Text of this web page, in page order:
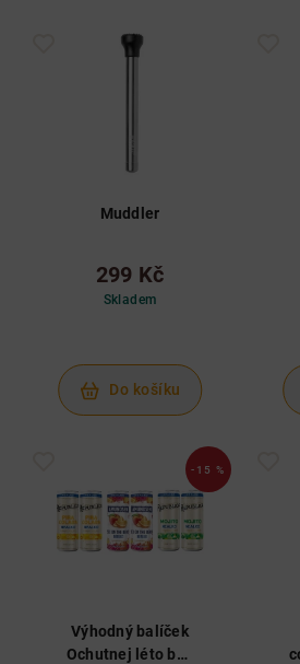
Muddler
299 Kč
Skladem
Do košíku
-15 %
Výhodný balíček
Ochutnej léto bez